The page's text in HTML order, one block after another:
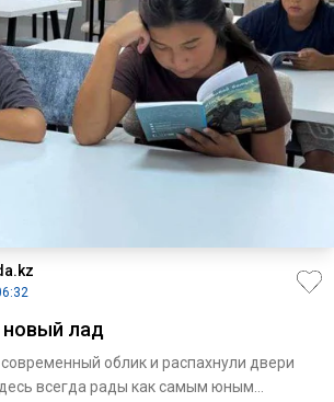
новый лад
облик и распахнули двери
всегда рады как самым юным